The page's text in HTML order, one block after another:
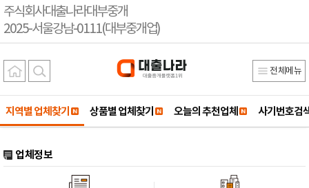
주식회사대출나라대부중개
2025-서울강남-0111(대부중개업)
전체메뉴
지역별 업체찾기 상품별 업체찾기 오늘의 추천업체 사기번호검
업체정보